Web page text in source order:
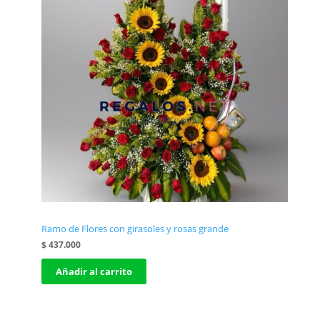
Ramo de Flores con girasoles y rosas grande
$437.000
Añadir al carrito